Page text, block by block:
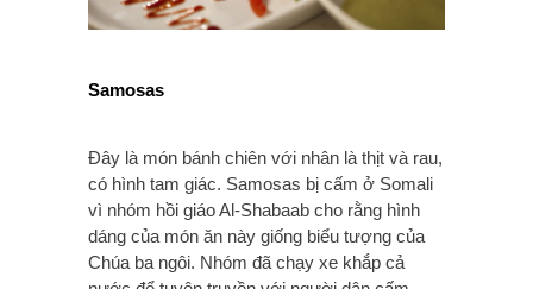
Samosas
Đây là món bánh chiên với nhân là thịt và rau,
có hình tam giác. Samosas bị cấm ở Somali
vì nhóm hồi giáo Al-Shabaab cho rằng hình
dáng của món ăn này giống biểu tượng của
Chúa ba ngôi. Nhóm đã chạy xe khắp cả